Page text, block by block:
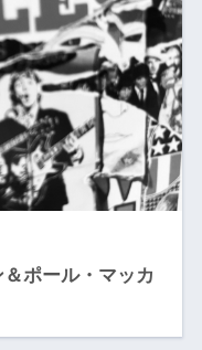
ポール・マッカ